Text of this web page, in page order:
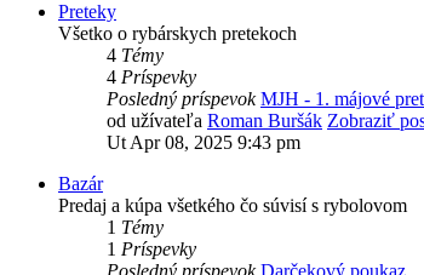
Preteky
Všetko o rybárskych pretekoch
4 Témy
4 Príspevky
Posledný príspevok MJH - 1. májové
od užívateľa Roman Buršák Zobraziť
Ut Apr 08, 2025 9:43 pm
Bazár
Predaj a kúpa všetkého čo súvisí s rybolovom
1 Témy
1 Príspevky